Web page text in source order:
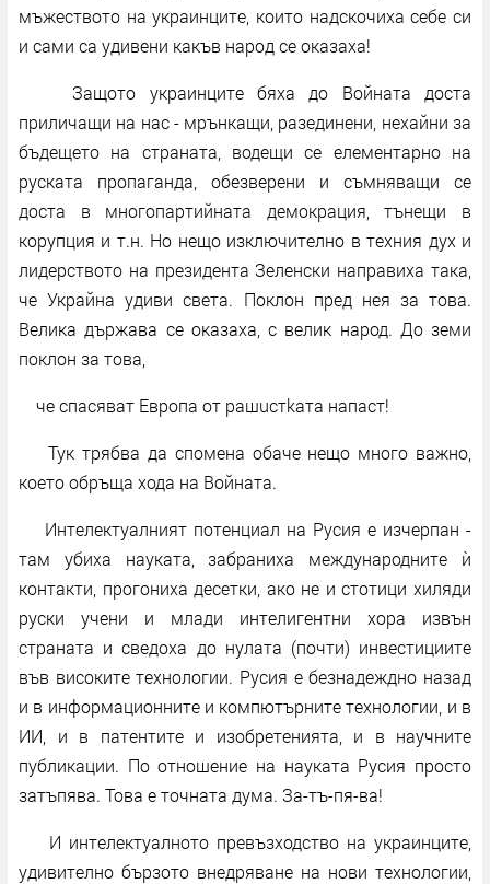
мъжеството на украинците, които надскочиха себе си
и сами са удивени какъв нарoд се оказаха!
Защото украинците бяха до Войната доста
приличащи на нас - мрънкащи, разединени, нехайни за
бъдещето на страната, водещи се елементарно на
руската пропаганда, обезверени и съмняващи се
доста в многопартийната демокрация, тънещи в
корупция и т.н. Но нещо изключително в техния дух и
лидерството на президента Зеленски направиха така,
че Украйна удиви света. Поклoн пред нея за това.
Велика държава се оказаха, с велик народ. До земи
поклон за това,
че спасяват Европа от pашuстkата нaпacт!
Тук трябва да спомена обаче нещо много важно,
което обръща хода на Войната.
Интелектуалният потенциал на Русия е изчерпан -
там убиха науката, забраниха международните ѝ
контакти, прогониха десетки, ако не и стотици хиляди
руски учени и млади интелигентни хора извън
страната и сведоха до нулата (почти) инвестициите
във високите технологии. Русия е безнадеждно назад
и в информационните и компютърните технологии, и в
ИИ, и в патентите и изобретенията, и в научните
публикации. По отношение на науката Русия простo
зaтъпявa. Това е точната дума. Зa-тъ-пя-вa!
И интелектуалното превъзходство на украинците,
удивително бързото внедряване на нови технологии,